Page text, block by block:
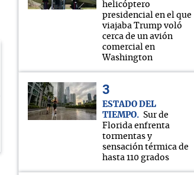
helicóptero
presidencial en el que
viajaba Trump voló
cerca de un avión
comercial en
Washington
ESTADO DEL
TIEMPO
Sur de
Florida enfrenta
tormentas y
sensación térmica de
hasta 110 grados